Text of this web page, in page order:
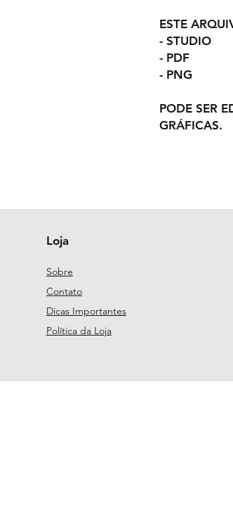
ESTE
- STUDIO
- PDF
- PNG
PODE SER
GRÁFICAS.
Loja
Sobre
Contato
Dicas Importantes
Política da Loja